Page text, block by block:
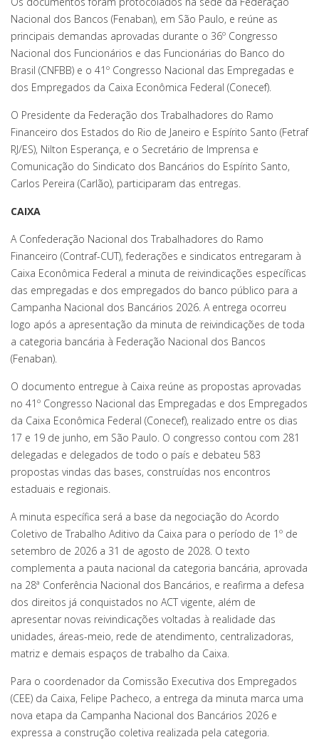
Nacional dos Bancos (Fenaban), em São Paulo, e reúne as
principais demandas aprovadas durante o 36º Congresso
Nacional dos Funcionários e das Funcionárias do Banco do
Brasil (CNFBB) e o 41º Congresso Nacional das Empregadas e
dos Empregados da Caixa Econômica Federal (Conecef).
O Presidente da Federação dos Trabalhadores do Ramo
Financeiro dos Estados do Rio de Janeiro e Espírito Santo (Fetraf
RJ/ES), Nilton Esperança, e o Secretário de Imprensa e
Comunicação do Sindicato dos Bancários do Espírito Santo,
Carlos Pereira (Carlão), participaram das entregas.
CAIXA
A Confederação Nacional dos Trabalhadores do Ramo
Financeiro (Contraf-CUT), federações e sindicatos entregaram à
Caixa Econômica Federal a minuta de reivindicações específicas
das empregadas e dos empregados do banco público para a
Campanha Nacional dos Bancários 2026. A entrega ocorreu
logo após a apresentação da minuta de reivindicações de toda
a categoria bancária à Federação Nacional dos Bancos
(Fenaban).
O documento entregue à Caixa reúne as propostas aprovadas
no 41º Congresso Nacional das Empregadas e dos Empregados
da Caixa Econômica Federal (Conecef), realizado entre os dias
17 e 19 de junho, em São Paulo. O congresso contou com 281
delegadas e delegados de todo o país e debateu 583
propostas vindas das bases, construídas nos encontros
estaduais e regionais.
A minuta específica será a base da negociação do Acordo
Coletivo de Trabalho Aditivo da Caixa para o período de 1º de
setembro de 2026 a 31 de agosto de 2028. O texto
complementa a pauta nacional da categoria bancária, aprovada
na 28ª Conferência Nacional dos Bancários, e reafirma a defesa
dos direitos já conquistados no ACT vigente, além de
apresentar novas reivindicações voltadas à realidade das
unidades, áreas-meio, rede de atendimento, centralizadoras,
matriz e demais espaços de trabalho da Caixa.
Para o coordenador da Comissão Executiva dos Empregados
(CEE) da Caixa, Felipe Pacheco, a entrega da minuta marca uma
nova etapa da Campanha Nacional dos Bancários 2026 e
expressa a construção coletiva realizada pela categoria.